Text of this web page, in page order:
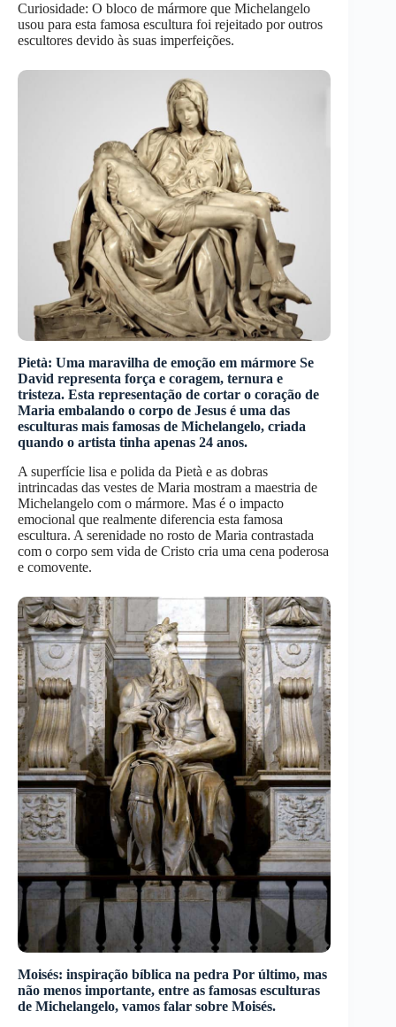
Curiosidade: O bloco de mármore que Michelangelo
usou para esta famosa escultura foi rejeitado por outros
escultores devido às suas imperfeições.
Pietà: Uma maravilha de emoção em mármore Se
David representa força e coragem, ternura e
tristeza. Esta representação de cortar o coração de
Maria embalando o corpo de Jesus é uma das
esculturas mais famosas de Michelangelo, criada
quando o artista tinha apenas 24 anos.
A superfície lisa e polida da Pietà e as dobras
intrincadas das vestes de Maria mostram a maestria de
Michelangelo com o mármore. Mas é o impacto
emocional que realmente diferencia esta famosa
escultura. A serenidade no rosto de Maria contrastada
com o corpo sem vida de Cristo cria uma cena poderosa
e comovente.
Moisés: inspiração bíblica na pedra Por último, mas
não menos importante, entre as famosas esculturas
de Michelangelo, vamos falar sobre Moisés.